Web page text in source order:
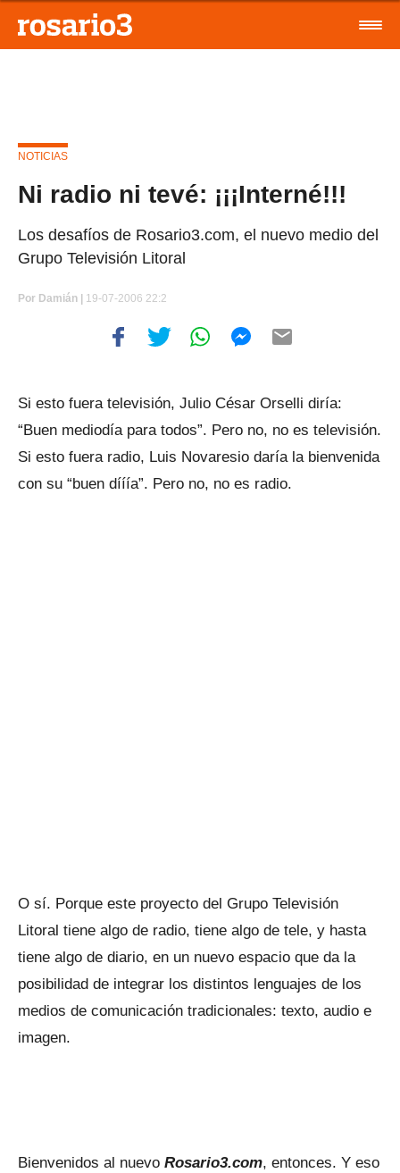
NOTICIAS
Ni radio ni tevé: ¡¡¡Interné!!!
Los desafíos de Rosario3.com, el nuevo medio del
Grupo Televisión Litoral
Por Damián | 19-07-2006 22:2
Si esto fuera televisión, Julio César Orselli diría:
“Buen mediodía para todos”. Pero no, no es televisión.
Si esto fuera radio, Luis Novaresio daría la bienvenida
con su “buen dííía”. Pero no, no es radio.
O sí. Porque este proyecto del Grupo Televisión
Litoral tiene algo de radio, tiene algo de tele, y hasta
tiene algo de diario, en un nuevo espacio que da la
posibilidad de integrar los distintos lenguajes de los
medios de comunicación tradicionales: texto, audio e
imagen.
Bienvenidos al nuevo Rosario3.com, entonces. Y eso